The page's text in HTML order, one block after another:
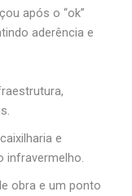
após o “ok”
aderência e
e
infravermelho.
obra e um ponto